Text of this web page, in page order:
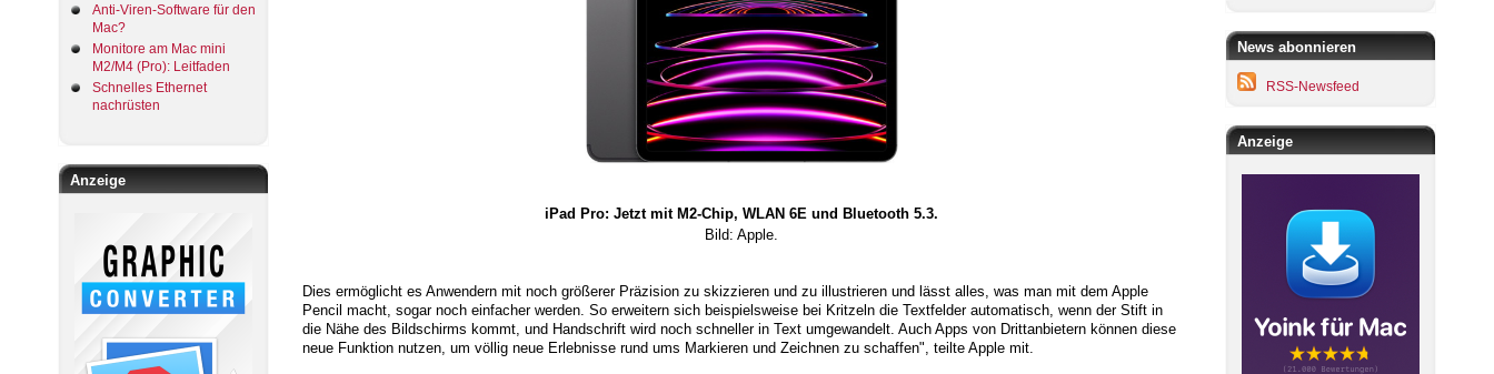
Anti-Viren-Software für den
Mac?
Monitore am Mac mini
M2/M4 (Pro): Leitfaden
Schnelles Ethernet
nachrüsten
Anzeige
iPad Pro: Jetzt mit M2-Chip, WLAN 6E und Bluetooth 5.3.
Bild: Apple.
Dies ermöglicht es Anwendern mit noch größerer Präzision zu skizzieren und zu illustrieren und lässt alles, was man mit dem Apple
Pencil macht, sogar noch einfacher werden. So erweitern sich beispielsweise bei Kritzeln die Textfelder automatisch, wenn der Stift in
die Nähe des Bildschirms kommt, und Handschrift wird noch schneller in Text umgewandelt. Auch Apps von Drittanbietern können diese
neue Funktion nutzen, um völlig neue Erlebnisse rund ums Markieren und Zeichnen zu schaffen", teilte Apple mit.
News abonnieren
RSS-Newsfeed
Anzeige